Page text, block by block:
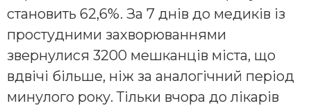
становить 62,6%. За 7 днів до медиків із
простудними захворюваннями
звернулися 3200 мешканців міста, що
вдвічі більше, ніж за аналогічний період
минулого року. Тільки вчора до лікарів